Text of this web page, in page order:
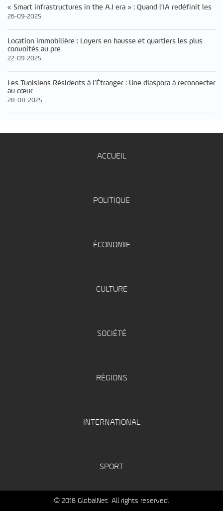
« Smart infrastructures in the A.I era » : Quand l’IA redéfinit les
26-09-2025
Location immobilière : Loyers en hausse et quartiers les plus
convoités au pre
22-09-2025
Les Tunisiens Résidents à l’Étranger : Une diaspora à reconnecter
au cœur
28-08-2025
ACCUEIL
POLITIQUE
ÉCONOMIE
CULTURE
SOCIÉTÉ
RÉGIONS
INTERNATIONAL
SPORT
© 2018 GlobalNet. All rights reserved.